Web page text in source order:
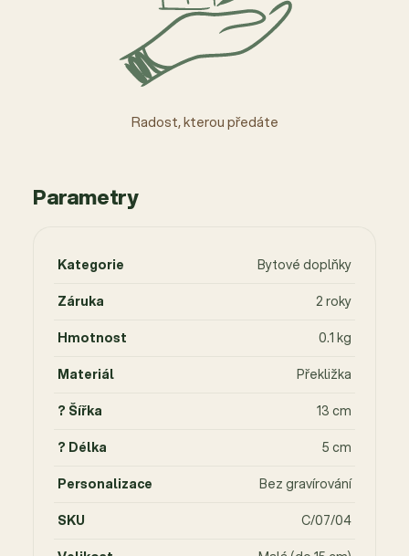
Radost, kterou předáte
Parametry
Kategorie
Bytové doplňky
Záruka
2 roky
Hmotnost
0.1 kg
Materiál
Překližka
? Šířka
13 cm
? Délka
5 cm
Personalizace
Bez gravírování
SKU
C/07/04